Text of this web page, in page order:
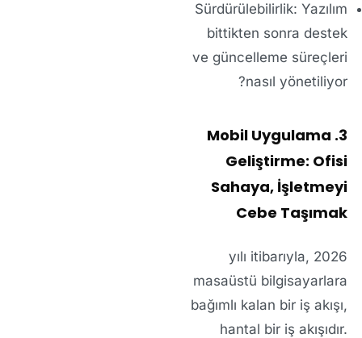
Sürdürülebilirlik: Yazılım
bittikten sonra destek
ve güncelleme süreçleri
nasıl yönetiliyor?
3. Mobil Uygulama
Geliştirme: Ofisi
Sahaya, İşletmeyi
Cebe Taşımak
2026 yılı itibarıyla,
masaüstü bilgisayarlara
bağımlı kalan bir iş akışı,
hantal bir iş akışıdır.